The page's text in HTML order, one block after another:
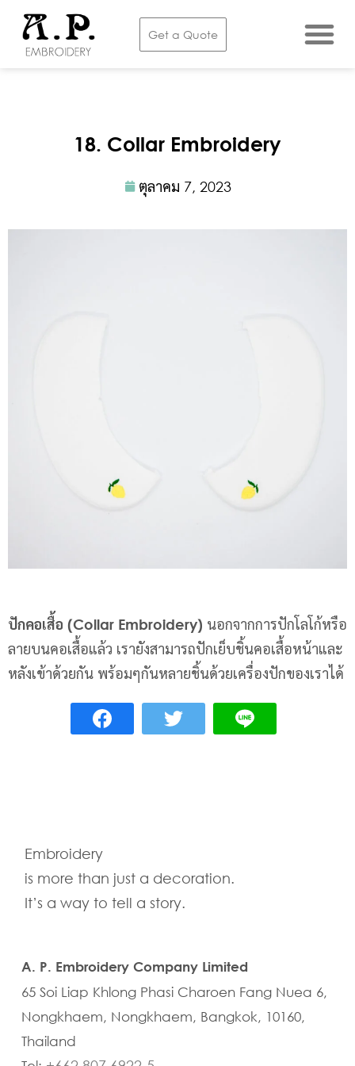
Get a Quote
18. Collar Embroidery
ตุลาคม 7, 2023
ปักคอเสื้อ (Collar Embroidery) นอกจากการปักโลโก้หรือ
ลายบนคอเสื้อแล้ว เรายังสามารถปักเย็บชิ้นคอเสื้อหน้าและ
หลังเข้าด้วยกัน พร้อมๆกันหลายชิ้นด้วยเครื่องปักของเราได้
Embroidery
is more than just a decoration.
It’s a way to tell a story.
A. P. Embroidery Company Limited
65 Soi Liap Khlong Phasi Charoen Fang Nuea 6,
Nongkhaem, Nongkhaem, Bangkok, 10160,
Thailand